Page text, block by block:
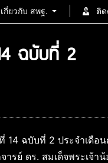
เกี่ยวกับ สพฐ. ติด
ฉบับที่ 2
ฉบับที่ 2 ประจำเดือ
ย์ ดร. สมเด็จพระเจ้า